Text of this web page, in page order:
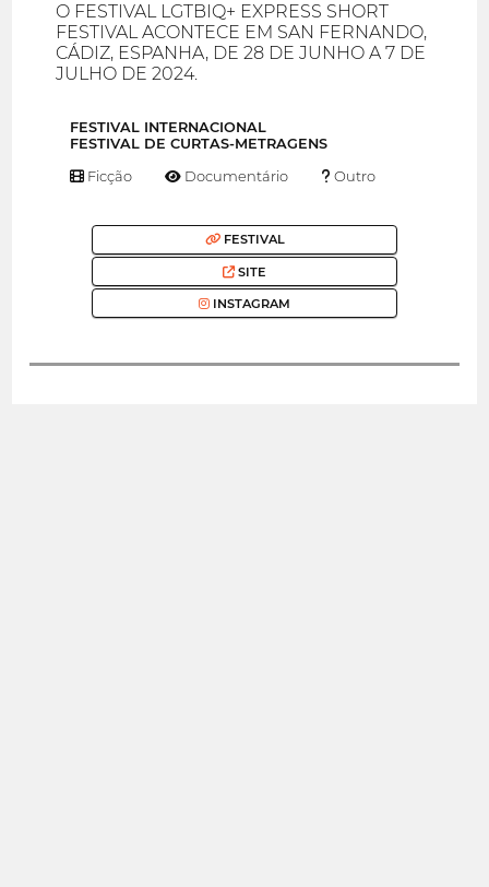
O FESTIVAL LGTBIQ+ EXPRESS SHORT
FESTIVAL ACONTECE EM SAN FERNANDO,
CÁDIZ, ESPANHA, DE 28 DE JUNHO A 7 DE
JULHO DE 2024.
FESTIVAL INTERNACIONAL
FESTIVAL DE CURTAS-METRAGENS
Ficção Documentário Outro
FESTIVAL
SITE
INSTAGRAM